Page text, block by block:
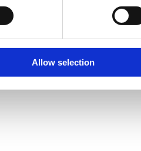
Allow selection
nätstrukturen antalet
parker.
leken med